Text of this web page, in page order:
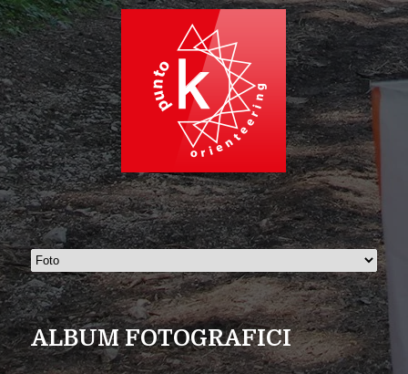
ALBUM FOTOGRAFICI